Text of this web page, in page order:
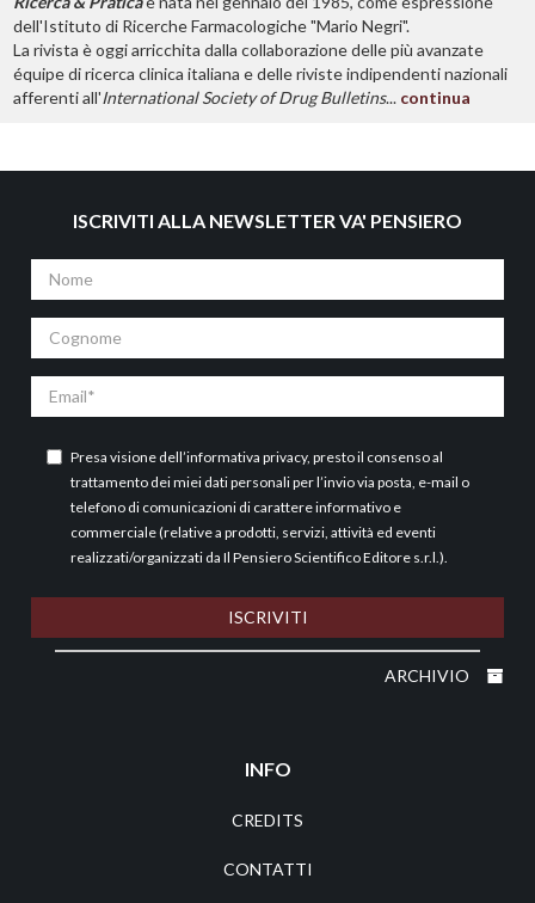
dell'Istituto di Ricerche Farmacologiche "Mario Negri".
La rivista è oggi arricchita dalla collaborazione delle più avanzate
équipe di ricerca clinica italiana e delle riviste indipendenti nazionali
afferenti all'International Society of Drug Bulletins... continua
ISCRIVITI ALLA NEWSLETTER VA' PENSIERO
Nome
Cognome
Email
Presa visione dell’informativa privacy, presto il consenso al
trattamento dei miei dati personali per l’invio via posta, e-mail o
telefono di comunicazioni di carattere informativo e
commerciale (relative a prodotti, servizi, attività ed eventi
realizzati/organizzati da Il Pensiero Scientifico Editore s.r.l.).
ISCRIVITI
ARCHIVIO
INFO
CREDITS
CONTATTI